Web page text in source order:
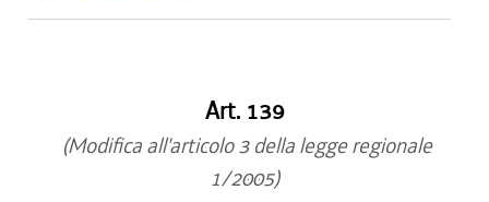
Art. 139
(Modifica all'articolo 3 della legge regionale
1/2005)